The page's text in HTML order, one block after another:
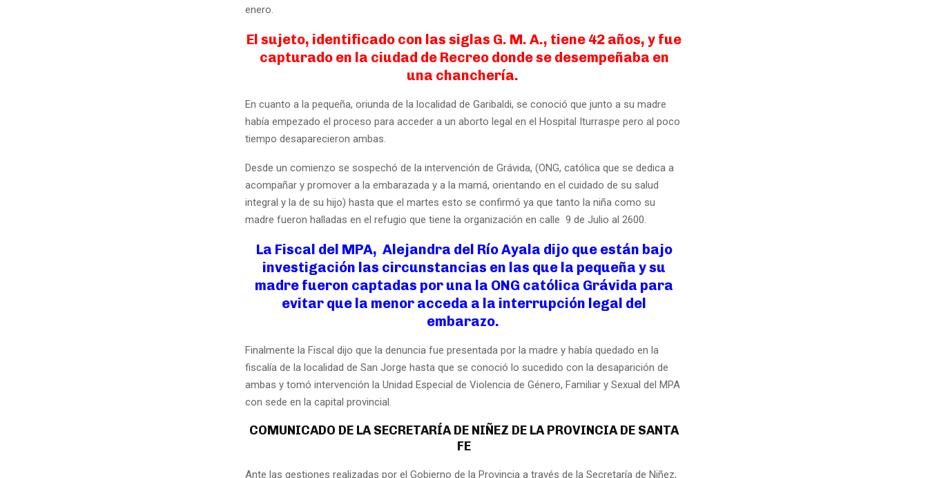
enero.
El sujeto, identificado con las siglas G. M. A., tiene 42 años, y fue
capturado en la ciudad de Recreo donde se desempeñaba en
una chanchería.
En cuanto a la pequeña, oriunda de la localidad de Garibaldi, se conoció que junto a su madre
había empezado el proceso para acceder a un aborto legal en el Hospital Iturraspe pero al poco
tiempo desaparecieron ambas.
Desde un comienzo se sospechó de la intervención de Grávida, (ONG, católica que se dedica a
acompañar y promover a la embarazada y a la mamá, orientando en el cuidado de su salud
integral y la de su hijo) hasta que el martes esto se confirmó ya que tanto la niña como su
madre fueron halladas en el refugio que tiene la organización en calle 9 de Julio al 2600.
La Fiscal del MPA, Alejandra del Río Ayala dijo que están bajo
investigación las circunstancias en las que la pequeña y su
madre fueron captadas por una la ONG católica Grávida para
evitar que la menor acceda a la interrupción legal del
embarazo.
Finalmente la Fiscal dijo que la denuncia fue presentada por la madre y había quedado en la
fiscalía de la localidad de San Jorge hasta que se conoció lo sucedido con la desaparición de
ambas y tomó intervención la Unidad Especial de Violencia de Género, Familiar y Sexual del MPA
con sede en la capital provincial.
COMUNICADO DE LA SECRETARÍA DE NIÑEZ DE LA PROVINCIA DE SANTA
FE
Ante las gestiones realizadas por el Gobierno de la Provincia a través de la Secretaría de Niñez,